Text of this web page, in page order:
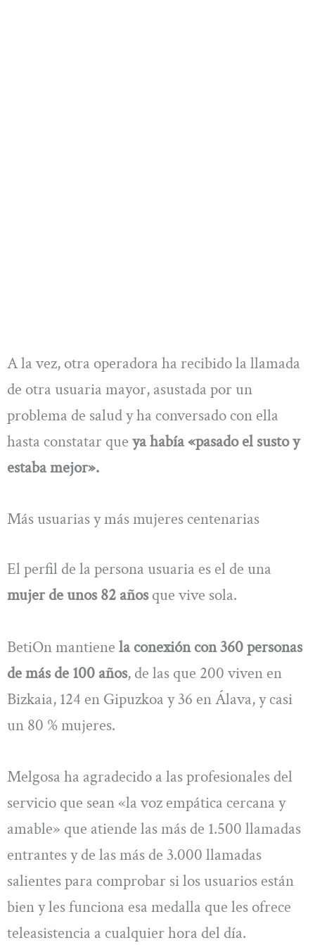
A la vez, otra operadora ha recibido la llamada
de otra usuaria mayor, asustada por un
problema de salud y ha conversado con ella
hasta constatar que ya había «pasado el susto y
estaba mejor».
Más usuarias y más mujeres centenarias
El perfil de la persona usuaria es el de una
mujer de unos 82 añosque vive sola.
BetiOn mantiene la conexión con 360 personas
de más de 100 años, de las que 200 viven en
Bizkaia, 124 en Gipuzkoa y 36 en Álava, y casi
un 80 % mujeres.
Melgosa ha agradecido a las profesionales del
servicio que sean «la voz empática cercana y
amable» que atiende las más de 1.500 llamadas
entrantes y de las más de 3.000 llamadas
salientes para comprobar si los usuarios están
bien y les funciona esa medalla que les ofrece
teleasistencia a cualquier hora del día.